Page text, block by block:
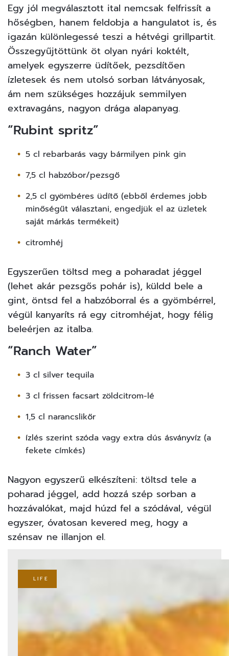
Egy jól megválasztott ital nemcsak felfrissít a
hőségben, hanem feldobja a hangulatot is, és
igazán különlegessé teszi a hétvégi grillpartit.
Összegyűjtöttünk öt olyan nyári koktélt,
amelyek egyszerre üdítőek, pezsdítően
ízletesek és nem utolsó sorban látványosak,
ám nem szükséges hozzájuk semmilyen
extravagáns, nagyon drága alapanyag.
“Rubint spritz”
5 cl rebarbarás vagy bármilyen pink gin
7,5 cl habzóbor/pezsgő
2,5 cl gyömbéres üdítő (ebből érdemes jobb
minőségűt választani, engedjük el az üzletek
saját márkás termékeit)
citromhéj
Egyszerűen töltsd meg a poharadat jéggel
(lehet akár pezsgős pohár is), küldd bele a
gint, öntsd fel a habzóborral és a gyömbérrel,
végül kanyaríts rá egy citromhéjat, hogy félig
beleérjen az italba.
“Ranch Water”
3 cl silver tequila
3 cl frissen facsart zöldcitrom-lé
1,5 cl narancslikőr
ízlés szerint szóda vagy extra dús ásványvíz (a
fekete címkés)
Nagyon egyszerű elkészíteni: töltsd tele a
poharad jéggel, add hozzá szép sorban a
hozzávalókat, majd húzd fel a szódával, végül
egyszer, óvatosan kevered meg, hogy a
szénsav ne illanjon el.
LIFE